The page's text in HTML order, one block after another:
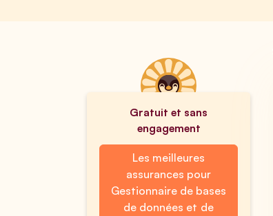
Gratuit et sans
engagement
Les meilleures
assurances pour
Gestionnaire de bases
de données et de